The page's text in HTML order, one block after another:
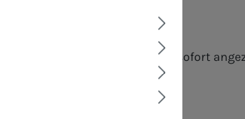
sehr geeignet
der gewünschten Menge sofort